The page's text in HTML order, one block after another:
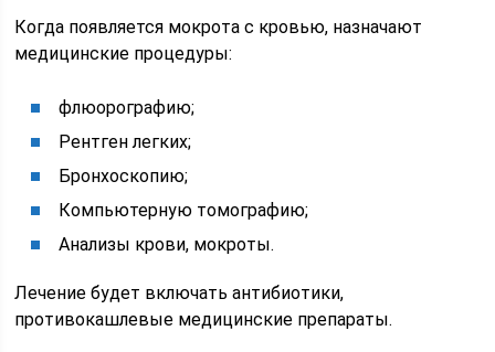
Когда появляется мокрота с кровью, назначают
медицинские процедуры:
флюорографию;
Рентген легких;
Бронхоскопию;
Компьютерную томографию;
Анализы крови, мокроты.
Лечение будет включать антибиотики,
противокашлевые медицинские препараты.